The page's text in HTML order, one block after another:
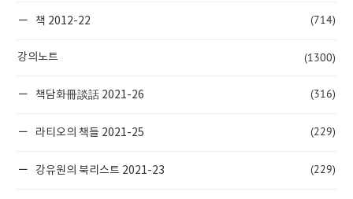
책 2012-22 (714)
강의노트 (1300)
책담화冊談話 2021-26 (316)
라티오의 책들 2021-25 (229)
강유원의 북리스트 2021-23 (229)